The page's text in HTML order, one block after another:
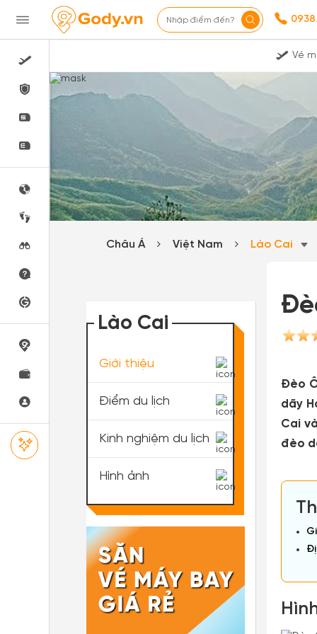
Nhập điểm đến?
Vé
Châu Á Việt Nam Lào Cai
Đèo
dãy
Cai
đèo
Lào Cai
Giới thiệu
Điểm du lịch
Kinh nghiệm du lịch
Hình ảnh